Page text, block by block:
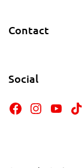
Contact
Social